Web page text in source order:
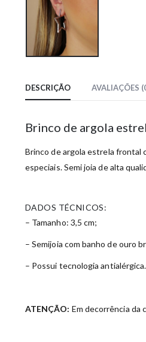
DESCRIÇÃO AVALIAÇÕES
Brinco de argola
Brinco de argola estrela frontal
especiais. Semi joia de alta
DADOS TÉCNICOS:
– Tamanho: 3,5 cm;
– Semijoia com banho de ouro
– Possui tecnologia antialérgica.
ATENÇÃO: Em decorrência da